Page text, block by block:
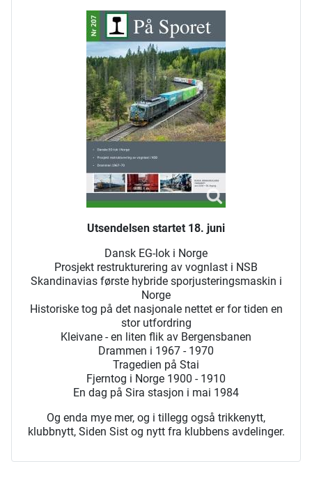
Utsendelsen startet 18. juni
Dansk EG-lok i Norge
Prosjekt restrukturering av vognlast i NSB
Skandinavias første hybride sporjusteringsmaskin i
Norge
Historiske tog på det nasjonale nettet er for tiden en
stor utfordring
Kleivane - en liten flik av Bergensbanen
Drammen i 1967 - 1970
Tragedien på Stai
Fjerntog i Norge 1900 - 1910
En dag på Sira stasjon i mai 1984
Og enda mye mer, og i tillegg også trikkenytt,
klubbnytt, Siden Sist og nytt fra klubbens avdelinger.